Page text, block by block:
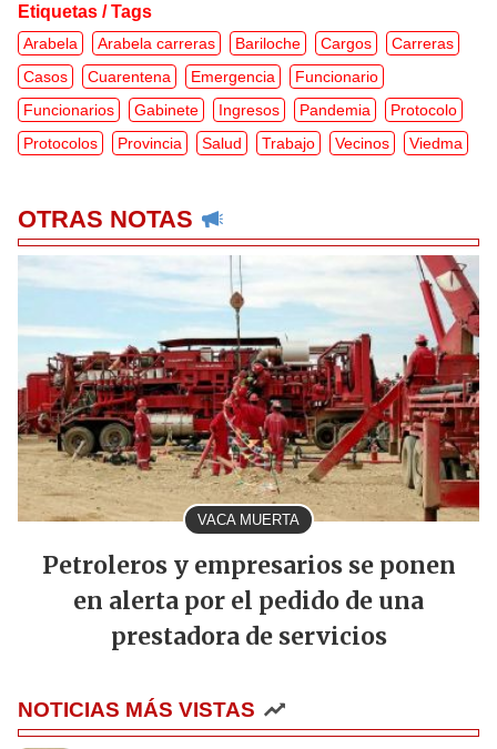
Etiquetas / Tags
Arabela Arabela carreras Bariloche Cargos
Carreras
Casos
Cuarentena Emergencia
Funcionario
Funcionarios
Gabinete Ingresos Pandemia
Protocolo
Protocolos
Provincia Salud Trabajo Vecinos Viedma
OTRAS NOTAS
VACA MUERTA
Petroleros y empresarios se ponen
en alerta por el pedido de una
prestadora de servicios
NOTICIAS MÁS VISTAS